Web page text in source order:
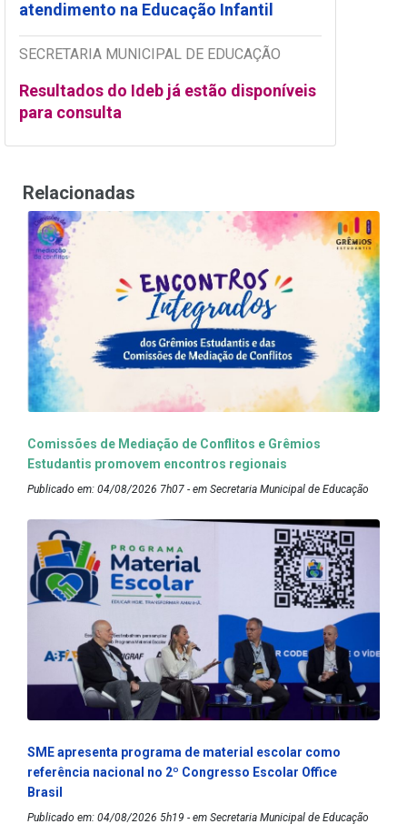
atendimento na Educação Infantil
SECRETARIA MUNICIPAL DE EDUCAÇÃO
Resultados do Ideb já estão disponíveis
para consulta
Relacionadas
Comissões de Mediação de Conflitos e Grêmios
Estudantis promovem encontros regionais
Publicado em: 04/08/2026 7h07 - em Secretaria Municipal de Educação
SME apresenta programa de material escolar como
referência nacional no 2º Congresso Escolar Office
Brasil
Publicado em: 04/08/2026 5h19 - em Secretaria Municipal de Educação